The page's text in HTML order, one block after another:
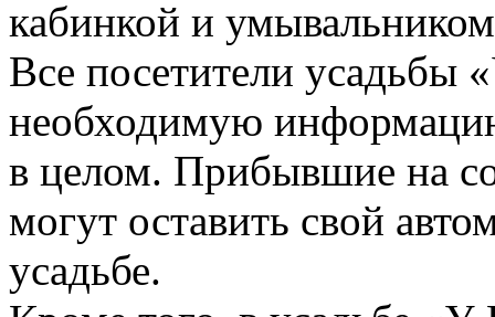
кабинкой и
Все посетители усадьбы
необходимую
в целом. Прибывшие на
могут оставить свой
усадьбе.